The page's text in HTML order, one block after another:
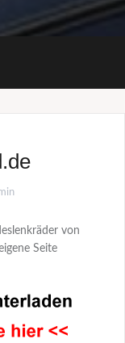
von
Seite